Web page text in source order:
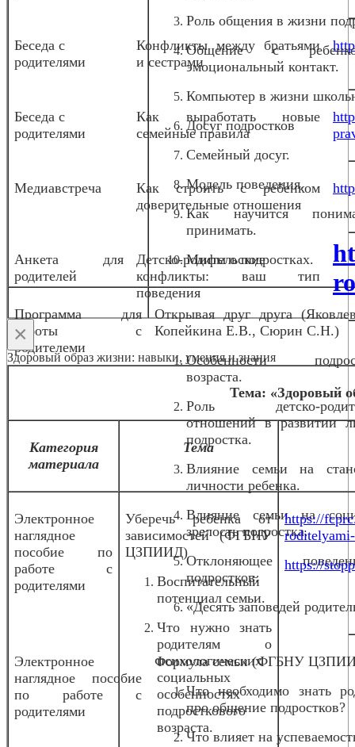
Беседа с
родителями
Конфликты между братьями
и сестрами
Беседа с
родителями
Как выработать новые
семейные правила
Медиавстреча
Как строить с ребенком
доверительные отношения
Анкета для
родителей
Детско-родительские
конфликты: ваш тип
поведения
Роль общения в жизни
Общение с
эмоциональный контакт.
Компьютер в жизни
Досуг подростков
Семейный досуг.
Модель поведения.
Как научится
принимать.
Мифы о подростках.
Программа для
работы с
родителеми
Открывая друг друга
Копейкина Е.В., Сюрин С.Н.)
Особенности
возраста.
Роль детско-
отношений в развитии
подростка.
Влияние семьи на
личности ребенка.
Влияние семьи на
зрелость подростка.
Отклоняющее
подростков.
«Десять заповедей
Электронное
наглядное пособие
по работе с
родителями
Формула семьи (ФГБНУ
Что необходимо знать
про общение подростков?
Что влияет на
×
Здоровый образ жизни: навыки, умения и знания
Тема: «Здоровый
Категория
материала
Тема
Электронное
наглядное
пособие по
работе с
родителями
Уберечь ребенка от
зависимостей (ФГБНУ
ЦЗПИИД)
Воспитательный
потенциал семьи.
Что нужно знать
родителям о
психологических
социальных
особенностях
подросткового
возраста.
https://
https://